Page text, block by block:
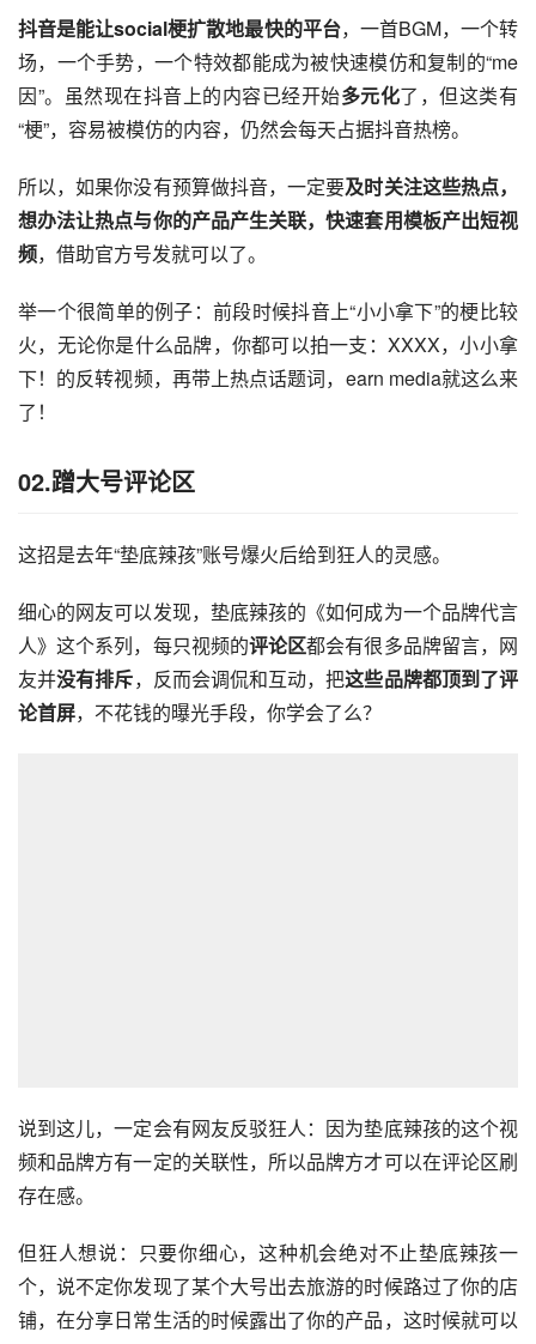
抖音是能让social梗扩散地最快的平台，一首BGM，一个转
场，一个手势，一个特效都能成为被快速模仿和复制的“me
因”。虽然现在抖音上的内容已经开始多元化了，但这类有
“梗”，容易被模仿的内容，仍然会每天占据抖音热榜。
所以，如果你没有预算做抖音，一定要及时关注这些热点，
想办法让热点与你的产品产生关联，快速套用模板产出短视
频，借助官方号发就可以了。
举一个很简单的例子：前段时候抖音上“小小拿下”的梗比较
火，无论你是什么品牌，你都可以拍一支：XXXX，小小拿
下！的反转视频，再带上热点话题词，earn media就这么来
了！
02.蹭大号评论区
这招是去年“垫底辣孩”账号爆火后给到狂人的灵感。
细心的网友可以发现，垫底辣孩的《如何成为一个品牌代言
人》这个系列，每只视频的评论区都会有很多品牌留言，网
友并没有排斥，反而会调侃和互动，把这些品牌都顶到了评
论首屏，不花钱的曝光手段，你学会了么？
说到这儿，一定会有网友反驳狂人：因为垫底辣孩的这个视
频和品牌方有一定的关联性，所以品牌方才可以在评论区刷
存在感。
但狂人想说：只要你细心，这种机会绝对不止垫底辣孩一
个，说不定你发现了某个大号出去旅游的时候路过了你的店
铺，在分享日常生活的时候露出了你的产品，这时候就可以